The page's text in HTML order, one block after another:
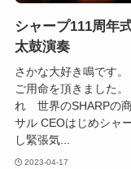
シャープ111周年
太鼓演奏
さかな大好き鳴です
ご用命を頂きました
れ 世界のSHARPの
サル CEOはじめシャ
し緊張気...
2023-04-17